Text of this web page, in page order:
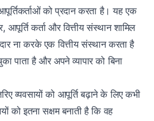
को प्रदान करता है। यह एक
आपूर्ति कर्ता और वित्तीय संस्थान शामिल
ना करके एक वित्तीय संस्थान करता है
पाता है और अपने व्यापार को बिना
व्यवसायों को आपूर्ति बढ़ाने के लिए कभी
को इतना सक्षम बनाती है कि वह